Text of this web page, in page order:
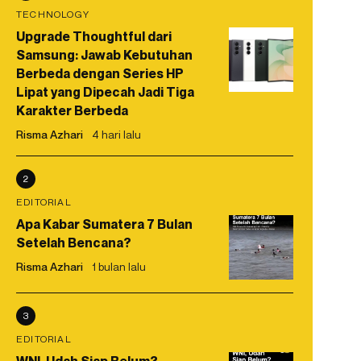
TECHNOLOGY
Upgrade Thoughtful dari
Samsung: Jawab Kebutuhan
Berbeda dengan Series HP
Lipat yang Dipecah Jadi Tiga
Karakter Berbeda
Risma Azhari 4 hari lalu
2
EDITORIAL
Apa Kabar Sumatera 7 Bulan
Setelah Bencana?
Risma Azhari 1 bulan lalu
3
EDITORIAL